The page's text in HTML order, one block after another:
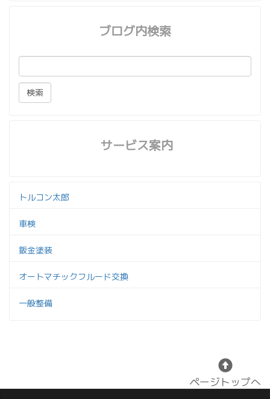
ブログ内検索
サービス案内
トルコン太郎
車検
鈑金塗装
オートマチックフルード交換
一般整備
ページトップへ